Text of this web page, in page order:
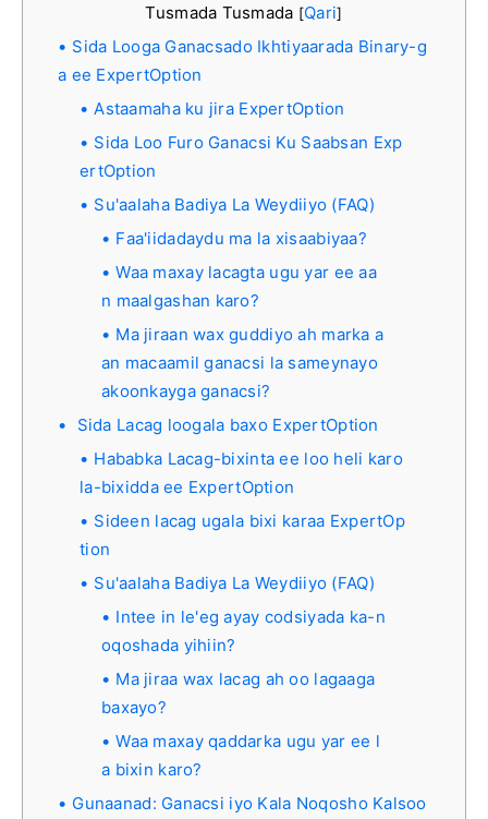
Tusmada Tusmada [Qari]
Sida Looga Ganacsado Ikhtiyaarada Binary-g
a ee ExpertOption
Astaamaha ku jira ExpertOption
Sida Loo Furo Ganacsi Ku Saabsan Exp
ertOption
Su'aalaha Badiya La Weydiiyo (FAQ)
Faa'iidadaydu ma la xisaabiyaa?
Waa maxay lacagta ugu yar ee aa
n maalgashan karo?
Ma jiraan wax guddiyo ah marka a
an macaamil ganacsi la sameynayo
akoonkayga ganacsi?
Sida Lacag loogala baxo ExpertOption
Hababka Lacag-bixinta ee loo heli karo
la-bixidda ee ExpertOption
Sideen lacag ugala bixi karaa ExpertOp
tion
Su'aalaha Badiya La Weydiiyo (FAQ)
Intee in le'eg ayay codsiyada ka-n
oqoshada yihiin?
Ma jiraa wax lacag ah oo lagaaga
baxayo?
Waa maxay qaddarka ugu yar ee l
a bixin karo?
Gunaanad: Ganacsi iyo Kala Noqosho Kalsoo